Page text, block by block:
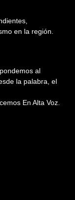
en la región.
al
la palabra, el
En Alta Voz.